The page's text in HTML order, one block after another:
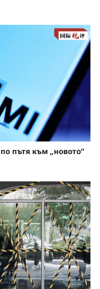
пътя към „новото“